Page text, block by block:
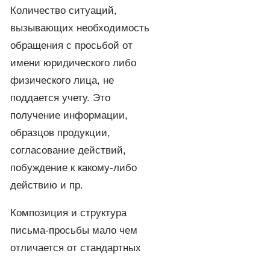
Количество ситуаций,
вызывающих необходимость
обращения с просьбой от
имени юридического либо
физического лица, не
поддается учету. Это
получение информации,
образцов продукции,
согласование действий,
побуждение к какому-либо
действию и пр.
Композиция и структура
письма-просьбы мало чем
отличается от стандартных